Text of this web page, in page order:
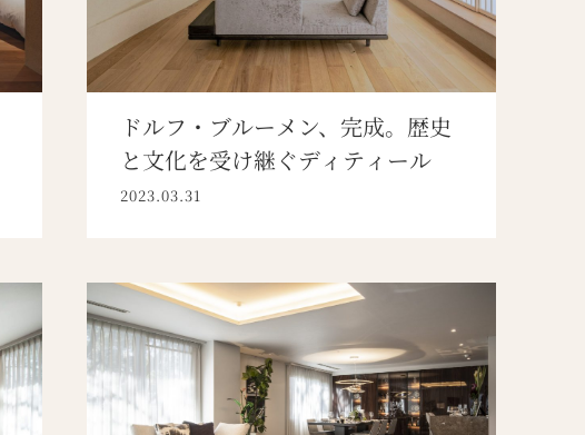
ドルフ・ブルーメン、完成。歴史
と文化を受け継ぐディティール
2023.03.31